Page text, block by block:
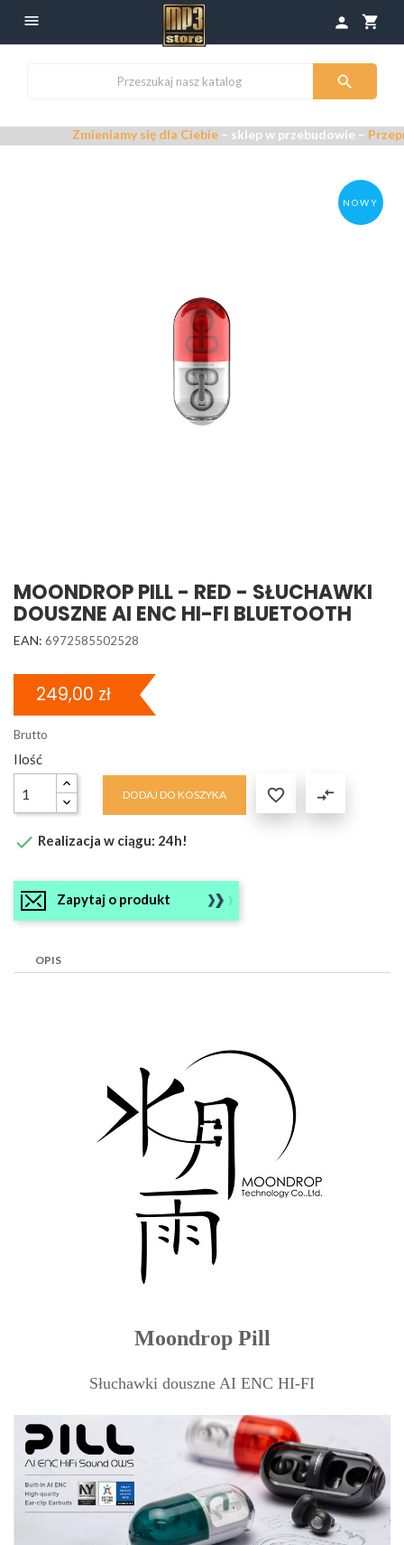
 shopping_cart
person

Zmieniamy się dla Ciebie– sklep w przebudowie –Przepraszamy
NOWY
MOONDROP PILL - RED - SŁUCHAWKI
DOUSZNE AI ENC HI-FI BLUETOOTH
EAN: 6972585502528
249,00 zł
Brutto
Ilość
DODAJ DO KOSZYKA  compare_arrows
 Realizacja w ciągu: 24h!
Zapytaj o produkt
OPIS
Moondrop Pill
Słuchawki douszne AI ENC HI-FI